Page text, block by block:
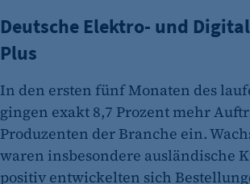
Deutsche Elektro- und
Plus
In den ersten fünf Monaten des
gingen exakt 8,7 Prozent mehr
Produzenten der Branche ein.
waren insbesondere ausländische
positiv entwickelten sich